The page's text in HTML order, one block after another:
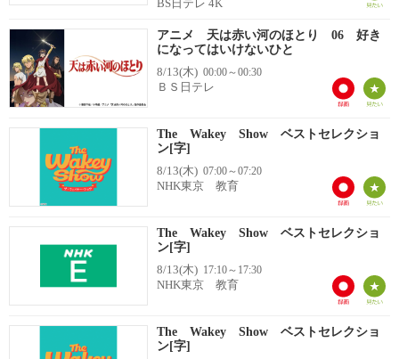
BS日テレ 4K
アニメ 天は赤い河のほとり 06 好き
になってはいけないひと
8/13(木) 00:00～00:30
ＢＳ日テレ
The Wakey Show ベストセレクショ
ン[字]
8/13(木) 07:00～07:20
NHK東京 教育
The Wakey Show ベストセレクショ
ン[字]
8/13(木) 17:10～17:30
NHK東京 教育
The Wakey Show ベストセレクショ
ン[字]